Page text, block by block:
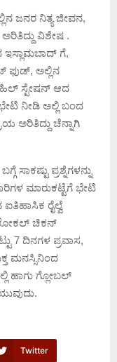
ಜನರ ನಿತ್ಯ ಜೀವನ,
ವಿಶೇಷ .
ಇಸ್ಲಾಮಬಾದ್ ಗೆ,
ಫುಡ್, ಅಲ್ಲಿನ
ಹಿಲ್ ಸ್ಟೇಷನ್ ಆದ
ನೀಡಿ ಅಲ್ಲಿ ಬಂದ
ಚೆನ್ನಾಗಿ
ಪ್ರಶ್ನೆಗಳನ್ನು
ಮಾರುಕಟ್ಟೆಗೆ ಭೇಟಿ
ರೈಲ್ವೆ
ಲೋಕಲ್ ಚಿಕನ್
7 ದಿನಗಳ ಪ್ರವಾಸ,
ಮನಸ್ಸಿನಿಂದ
ಹಾಗು ಗ್ಲೋಬಲ್
Twitter